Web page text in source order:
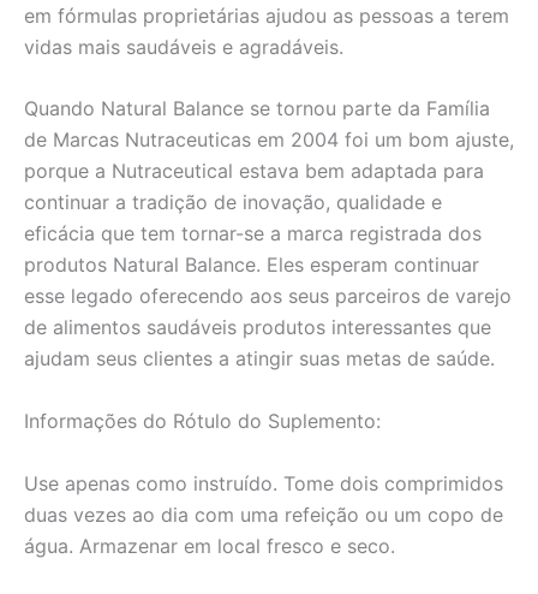
em fórmulas proprietárias ajudou as pessoas a terem
vidas mais saudáveis e agradáveis.
Quando Natural Balance se tornou parte da Família
de Marcas Nutraceuticas em 2004 foi um bom ajuste,
porque a Nutraceutical estava bem adaptada para
continuar a tradição de inovação, qualidade e
eficácia que tem tornar-se a marca registrada dos
produtos Natural Balance. Eles esperam continuar
esse legado oferecendo aos seus parceiros de varejo
de alimentos saudáveis produtos interessantes que
ajudam seus clientes a atingir suas metas de saúde.
Informações do Rótulo do Suplemento:
Use apenas como instruído. Tome dois comprimidos
duas vezes ao dia com uma refeição ou um copo de
água. Armazenar em local fresco e seco.